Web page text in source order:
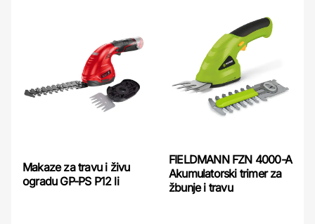
Makaze za travu i živu
ogradu GP-PS P12 li
FIELDMANN FZN 4000-A
Akumulatorski trimer za
žbunje i travu